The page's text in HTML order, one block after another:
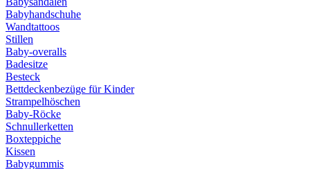
Babyhandschuhe
Wandtattoos
Stillen
Baby-overalls
Badesitze
Besteck
Bettdeckenbezüge für Kinder
Strampelhöschen
Baby-Röcke
Schnullerketten
Boxteppiche
Kissen
Babygummis